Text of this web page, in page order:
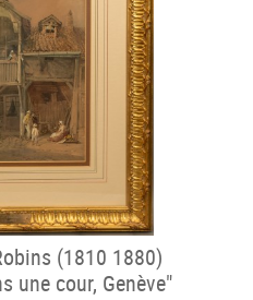
(1810 1880)
une cour, Genève"